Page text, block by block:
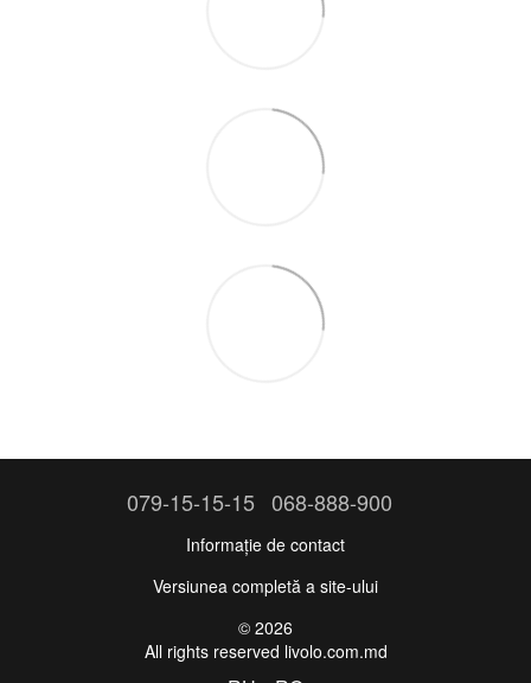
079-15-15-15 068-888-900
Informație de contact
Versiunea completă a site-ului
© 2026
All rights reserved livolo.com.md